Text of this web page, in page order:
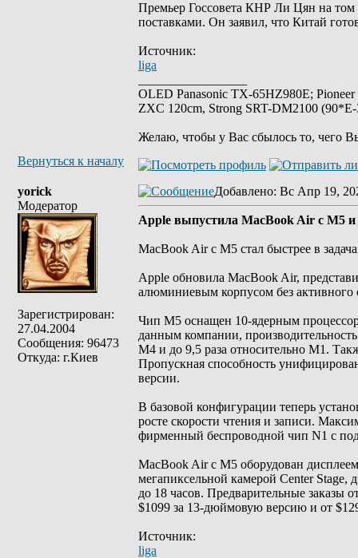
Премьер Госсовета КНР Ли Цян на
поставками. Он заявил, что Китай
Источник:
liga
OLED Panasonic TX-65HZ980E;
ZXC 120cm, Strong SRT-DM2100
Желаю, чтобы у Вас сбылось то, чего
Вернуться к началу
yorick
Модератор
Зарегистрирован:
27.04.2004
Сообщения: 96473
Откуда: г.Киев
Добавлено: Вс Апр 19,
Apple выпустила MacBook Air с M5 и
MacBook Air с M5 стал быстрее в
Apple обновила MacBook Air,
алюминиевым корпусом без
Чип M5 оснащен 10-ядерным
данным компании,
M4 и до 9,5 раза относительно M1.
Пропускная способность
версии.
В базовой конфигурации теперь
росте скорости чтения и записи.
фирменный беспроводной чип N1 с
MacBook Air с M5 оборудован
мегапиксельной камерой Center Stage,
до 18 часов. Предварительные заказы
$1099 за 13-дюймовую версию и от
Источник:
liga